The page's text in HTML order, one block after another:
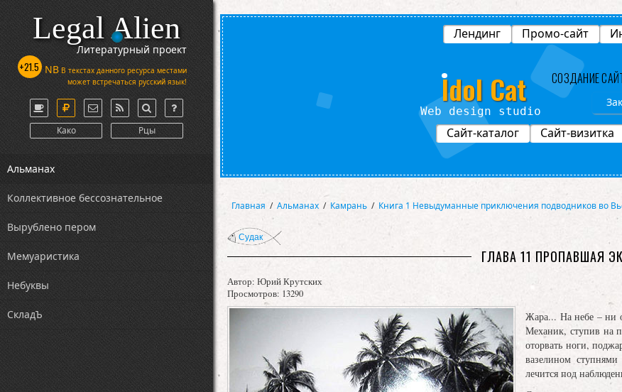
Legal Alien
Литературный проект
+21.5 NB В текстах данного ресурса местами
может встречаться русский язык!
Како Рцы
Альманах
Коллективное бессознательное
Вырублено пером
Мемуаристика
Небуквы
СкладЪ
Лендинг Промо-сайт
Idol Cat
Web design studio
СОЗДАНИЕ
Сайт-каталог Сайт-визитка
Главная / Альманах / Камрань / Книга 1 Невыдуманные приключения подводников во
Судак
ГЛАВА 11 ПРОПАВШАЯ
Автор: Юрий Крутских
Просмотров: 13290
Жара... На небе – ни
Механик, ступив на
оторвать ноги,
вазелином
лечится под